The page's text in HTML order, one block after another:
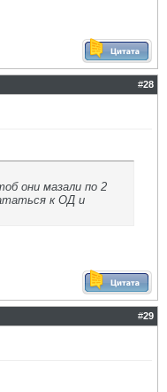
#28
они мазали по 2
к ОД и
#29